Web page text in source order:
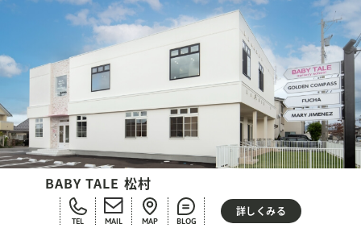
BABY TALE 松村
TEL MAIL MAP BLOG
詳しくみる